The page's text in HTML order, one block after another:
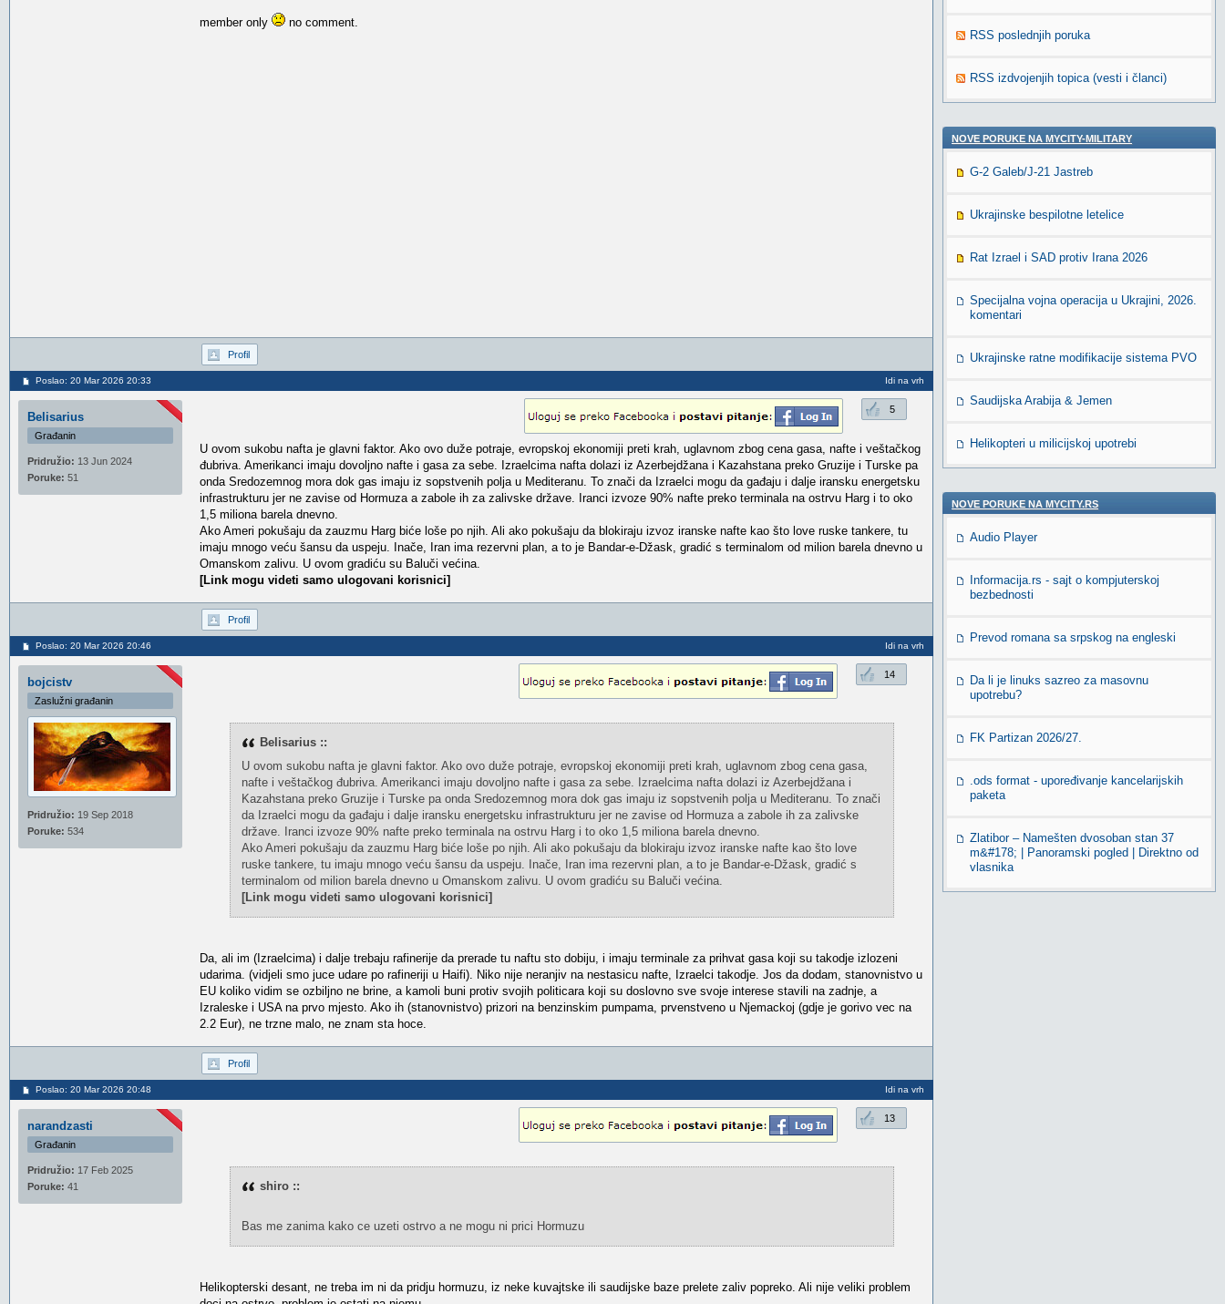
member only no comment.
Profil
Poslao: 20 Mar 2026 20:33 Idi na vrh
Belisarius
Građanin
Pridružio: 13 Jun 2024
Poruke: 51
5
U ovom sukobu nafta je glavni faktor. Ako ovo duže potraje, evropskoj ekonomiji preti krah, uglavnom zbog cena gasa, nafte i veštačkog
đubriva. Amerikanci imaju dovoljno nafte i gasa za sebe. Izraelcima nafta dolazi iz Azerbejdžana i Kazahstana preko Gruzije i Turske pa
onda Sredozemnog mora dok gas imaju iz sopstvenih polja u Mediteranu. To znači da Izraelci mogu da gađaju i dalje iransku energetsku
infrastrukturu jer ne zavise od Hormuza a zabole ih za zalivske države. Iranci izvoze 90% nafte preko terminala na ostrvu Harg i to oko
1,5 miliona barela dnevno.
Ako Ameri pokušaju da zauzmu Harg biće loše po njih. Ali ako pokušaju da blokiraju izvoz iranske nafte kao što love ruske tankere, tu
imaju mnogo veću šansu da uspeju. Inače, Iran ima rezervni plan, a to je Bandar-e-Džask, gradić s terminalom od milion barela dnevno u
Omanskom zalivu. U ovom gradiću su Baluči većina.
[Link mogu videti samo ulogovani korisnici]
Profil
Poslao: 20 Mar 2026 20:46 Idi na vrh
bojcistv
Zaslužni građanin
Pridružio: 19 Sep 2018
Poruke: 534
14
Belisarius ::
U ovom sukobu nafta je glavni faktor. Ako ovo duže potraje, evropskoj ekonomiji preti krah, uglavnom zbog cena gasa,
nafte i veštačkog đubriva. Amerikanci imaju dovoljno nafte i gasa za sebe. Izraelcima nafta dolazi iz Azerbejdžana i
Kazahstana preko Gruzije i Turske pa onda Sredozemnog mora dok gas imaju iz sopstvenih polja u Mediteranu. To znači
da Izraelci mogu da gađaju i dalje iransku energetsku infrastrukturu jer ne zavise od Hormuza a zabole ih za zalivske
države. Iranci izvoze 90% nafte preko terminala na ostrvu Harg i to oko 1,5 miliona barela dnevno.
Ako Ameri pokušaju da zauzmu Harg biće loše po njih. Ali ako pokušaju da blokiraju izvoz iranske nafte kao što love
ruske tankere, tu imaju mnogo veću šansu da uspeju. Inače, Iran ima rezervni plan, a to je Bandar-e-Džask, gradić s
terminalom od milion barela dnevno u Omanskom zalivu. U ovom gradiću su Baluči većina.
[Link mogu videti samo ulogovani korisnici]
Da, ali im (Izraelcima) i dalje trebaju rafinerije da prerade tu naftu sto dobiju, i imaju terminale za prihvat gasa koji su takodje izlozeni
udarima. (vidjeli smo juce udare po rafineriji u Haifi). Niko nije neranjiv na nestasicu nafte, Izraelci takodje. Jos da dodam, stanovnistvo u
EU koliko vidim se ozbiljno ne brine, a kamoli buni protiv svojih politicara koji su doslovno sve svoje interese stavili na zadnje, a
Izraleske i USA na prvo mjesto. Ako ih (stanovnistvo) prizori na benzinskim pumpama, prvenstveno u Njemackoj (gdje je gorivo vec na
2.2 Eur), ne trzne malo, ne znam sta hoce.
Profil
Poslao: 20 Mar 2026 20:48 Idi na vrh
narandzasti
Građanin
Pridružio: 17 Feb 2025
Poruke: 41
13
shiro ::
Bas me zanima kako ce uzeti ostrvo a ne mogu ni prici Hormuzu
Helikopterski desant, ne treba im ni da pridju hormuzu, iz neke kuvajtske ili saudijske baze prelete zaliv popreko. Ali nije veliki problem
RSS poslednjih poruka
RSS izdvojenjih topica (vesti i članci)
NOVE PORUKE NA MYCITY-MILITARY
G-2 Galeb/J-21 Jastreb
Ukrajinske bespilotne letelice
Rat Izrael i SAD protiv Irana 2026
Specijalna vojna operacija u Ukrajini, 2026.
komentari
Ukrajinske ratne modifikacije sistema PVO
Saudijska Arabija & Jemen
Helikopteri u milicijskoj upotrebi
NOVE PORUKE NA MYCITY.RS
Audio Player
Informacija.rs - sajt o kompjuterskoj
bezbednosti
Prevod romana sa srpskog na engleski
Da li je linuks sazreo za masovnu
upotrebu?
FK Partizan 2026/27.
.ods format - upoređivanje kancelarijskih
paketa
Zlatibor – Namešten dvosoban stan 37
m&#178; | Panoramski pogled | Direktno od
vlasnika